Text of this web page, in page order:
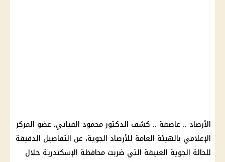
الأرصاد .. عاصفة .. كشف الدكتور محمود القياتي، عضو المركز
الإعلامي بالهيئة العامة للأرصاد الجوية، عن التفاصيل الدقيقة
للحالة الجوية العنيفة التي ضربت محافظة الإسكندرية خلال